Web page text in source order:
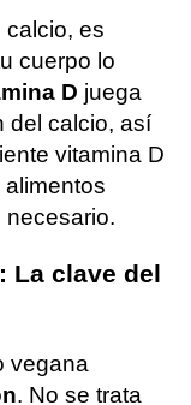
calcio, es
cuerpo lo
D juega
del calcio, así
vitamina D
necesario.
La clave del
vegana
. No se trata